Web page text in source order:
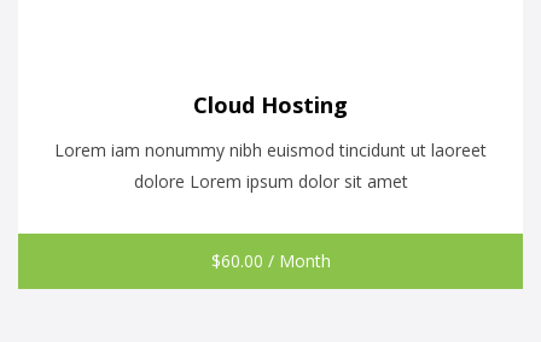
Cloud Hosting
Lorem iam nonummy nibh euismod tincidunt ut laoreet
dolore Lorem ipsum dolor sit amet
$60.00 / Month